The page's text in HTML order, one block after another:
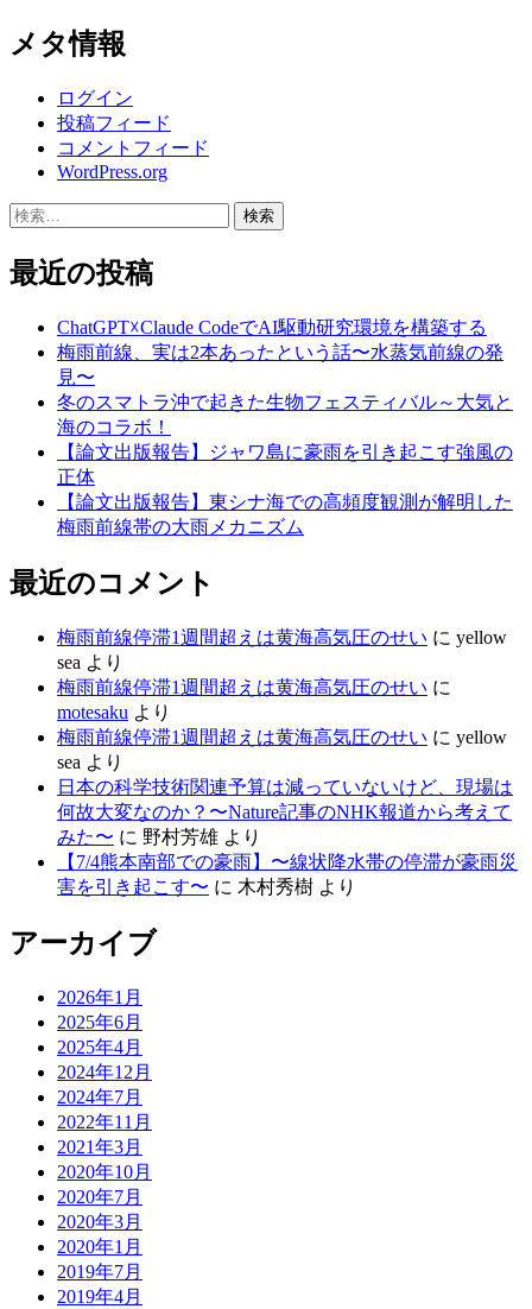
メタ情報
ログイン
投稿フィード
コメントフィード
WordPress.org
検
最近の投稿
ChatGPT☓Claude CodeでAI駆動研究環境を構築する
梅雨前線、実は2本あったという話〜水蒸気前線の発
見〜
冬のスマトラ沖で起きた生物フェスティバル～大気と
海のコラボ！
【論文出版報告】ジャワ島に豪雨を引き起こす強風の
正体
【論文出版報告】東シナ海での高頻度観測が解明した
梅雨前線帯の大雨メカニズム
最近のコメント
梅雨前線停滞1週間超えは黄海高気圧のせい に yellow
sea より
梅雨前線停滞1週間超えは黄海高気圧のせい に
motesaku より
梅雨前線停滞1週間超えは黄海高気圧のせい に yellow
sea より
日本の科学技術関連予算は減っていないけど、現場は
何故大変なのか？〜Nature記事のNHK報道から考えて
みた〜 に 野村芳雄 より
【7/4熊本南部での豪雨】〜線状降水帯の停滞が豪雨災
害を引き起こす〜 に 木村秀樹 より
アーカイブ
2026年1月
2025年6月
2025年4月
2024年12月
2024年7月
2022年11月
2021年3月
2020年10月
2020年7月
2020年3月
2020年1月
2019年7月
2019年4月